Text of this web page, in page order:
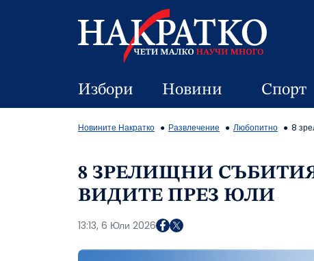
Избори Новини Спорт
Новините Накратко Развлечение Любопитно 8
8 ЗРЕЛИЩНИ
ВИДИТЕ ПРЕЗ ЮЛИ
13:13, 6 Юли 2026